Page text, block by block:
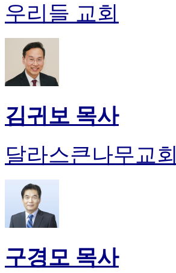
우리들 교회
김귀보 목사
달라스큰나무교회
구경모 목사